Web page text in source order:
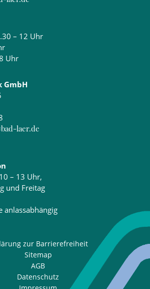
– 12 Uhr
Uhr
GmbH
laer.de
– 13 Uhr,
und Freitag
anlassabhängig
zur Barrierefreiheit
Sitemap
AGB
Datenschutz